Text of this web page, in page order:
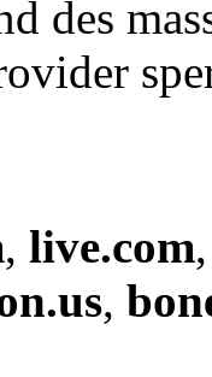
des
, live.com
,